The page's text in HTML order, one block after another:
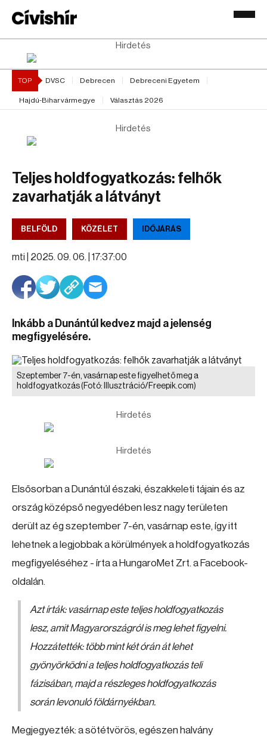
Hirdetés
TOP DVSC Debrecen Debreceni Egyetem
Hajdú-Bihar vármegye Választás 2026
Hirdetés
Teljes holdfogyatkozás: felhők
zavarhatják a látványt
BELFÖLD KÖZÉLET IDŐJÁRÁS
mti | 2025. 09. 06. | 17:37:00
Inkább a Dunántúl kedvez majd a jelenség
megfigyelésére.
Szeptember 7-én, vasárnap este figyelhető meg a
holdfogyatkozás(Fotó: Illusztráció/Freepik.com)
Hirdetés
Hirdetés
Elsősorban a Dunántúl északi, északkeleti tájain és az
ország középső negyedében lesz nagy területen
derült az ég szeptember 7-én, vasárnap este, így itt
lehetnek a legjobbak a körülmények a holdfogyatkozás
megfigyeléséhez - írta a HungaroMet Zrt. a Facebook-
oldalán.
Azt írták: vasárnap este teljes holdfogyatkozás
lesz, amit Magyarországról is meg lehet figyelni.
Hozzátették: több mint két órán át lehet
gyönyörködni a teljes holdfogyatkozás teli
fázisában, majd a részleges holdfogyatkozás
során levonuló földárnyékban.
Megjegyezték: a sötétvörös, egészen halvány